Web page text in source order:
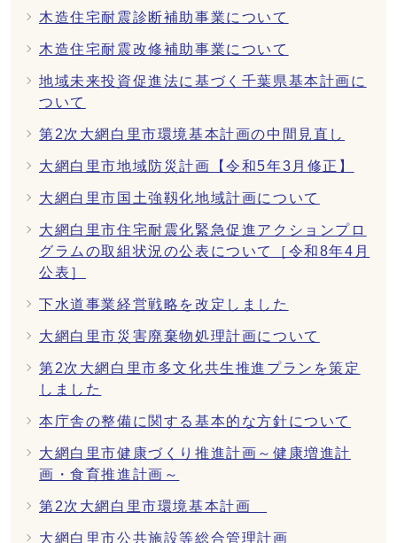
木造住宅耐震診断補助事業について
木造住宅耐震改修補助事業について
地域未来投資促進法に基づく千葉県基本計画に
ついて
第2次大網白里市環境基本計画の中間見直し
大網白里市地域防災計画【令和5年3月修正】
大網白里市国土強靱化地域計画について
大網白里市住宅耐震化緊急促進アクションプロ
グラムの取組状況の公表について［令和8年4月
公表］
下水道事業経営戦略を改定しました
大網白里市災害廃棄物処理計画について
第2次大網白里市多文化共生推進プランを策定
しました
本庁舎の整備に関する基本的な方針について
大網白里市健康づくり推進計画～健康増進計
画・食育推進計画～
第2次大網白里市環境基本計画
大網白里市公共施設等総合管理計画